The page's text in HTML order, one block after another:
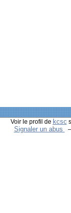
Voir le profil de kcsc
Signaler un abus